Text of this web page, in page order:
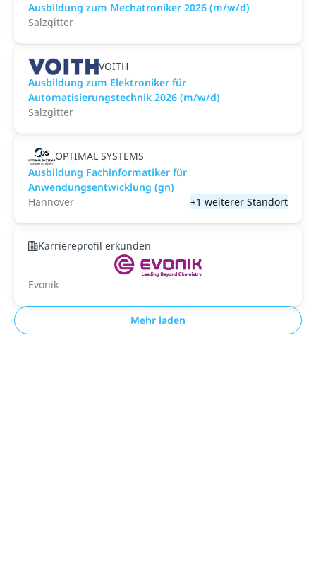
Ausbildung zum Mechatroniker 2026 (m/w/d)
Salzgitter
VOITH
Ausbildung zum Elektroniker für
Automatisierungstechnik 2026 (m/w/d)
Salzgitter
OPTIMAL SYSTEMS
Ausbildung Fachinformatiker für
Anwendungsentwicklung (gn)
Hannover
+1 weiterer Standort
Karriereprofil erkunden
Evonik
Mehr laden